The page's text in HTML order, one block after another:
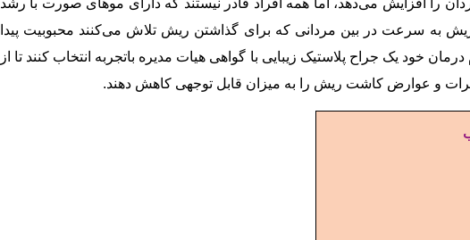
مو
کاشت مو
به روش
SUT
کاشت مو
روش
میکروگرافت
را افزایش می‌دهد، اما همه افراد قادر نیستند که دارای موهای صورت با رشد
به سرعت در بین مردانی که برای گذاشتن ریش تلاش می‌کنند محبوبیت پیدا
خود یک جراح پلاستیک زیبایی با گواهی هیات مدیره باتجربه انتخاب کنند تا از
و عوارض کاشت ریش را به میزان قابل توجهی کاهش دهند.